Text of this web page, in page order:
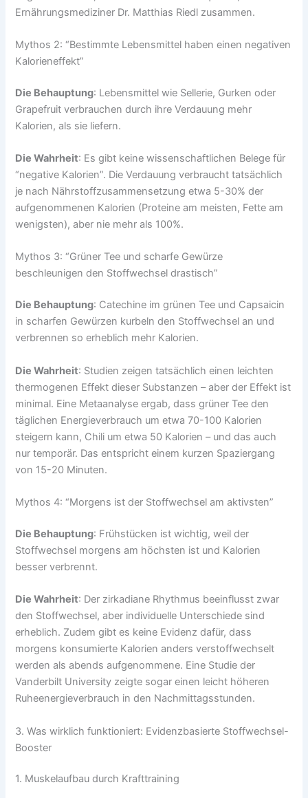
Ernährungsmediziner Dr. Matthias Riedl zusammen.
Mythos 2: “Bestimmte Lebensmittel haben einen negativen
Kalorieneffekt”
Die Behauptung: Lebensmittel wie Sellerie, Gurken oder
Grapefruit verbrauchen durch ihre Verdauung mehr
Kalorien, als sie liefern.
Die Wahrheit: Es gibt keine wissenschaftlichen Belege für
“negative Kalorien”. Die Verdauung verbraucht tatsächlich
je nach Nährstoffzusammensetzung etwa 5-30% der
aufgenommenen Kalorien (Proteine am meisten, Fette am
wenigsten), aber nie mehr als 100%.
Mythos 3: “Grüner Tee und scharfe Gewürze
beschleunigen den Stoffwechsel drastisch”
Die Behauptung: Catechine im grünen Tee und Capsaicin
in scharfen Gewürzen kurbeln den Stoffwechsel an und
verbrennen so erheblich mehr Kalorien.
Die Wahrheit: Studien zeigen tatsächlich einen leichten
thermogenen Effekt dieser Substanzen – aber der Effekt ist
minimal. Eine Metaanalyse ergab, dass grüner Tee den
täglichen Energieverbrauch um etwa 70-100 Kalorien
steigern kann, Chili um etwa 50 Kalorien – und das auch
nur temporär. Das entspricht einem kurzen Spaziergang
von 15-20 Minuten.
Mythos 4: “Morgens ist der Stoffwechsel am aktivsten”
Die Behauptung: Frühstücken ist wichtig, weil der
Stoffwechsel morgens am höchsten ist und Kalorien
besser verbrennt.
Die Wahrheit: Der zirkadiane Rhythmus beeinflusst zwar
den Stoffwechsel, aber individuelle Unterschiede sind
erheblich. Zudem gibt es keine Evidenz dafür, dass
morgens konsumierte Kalorien anders verstoffwechselt
werden als abends aufgenommene. Eine Studie der
Vanderbilt University zeigte sogar einen leicht höheren
Ruheenergieverbrauch in den Nachmittagsstunden.
3. Was wirklich funktioniert: Evidenzbasierte Stoffwechsel-
Booster
1. Muskelaufbau durch Krafttraining